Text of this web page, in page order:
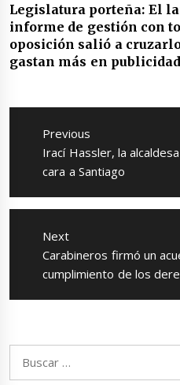
Legislatura porteña: El
informe de gestión con
oposición salió a
gastan más en
Navegación
entradas
Previous
Previous
post:
Irací Hassler, la
cara a Santiago
Next
Next
post:
Carabineros firmó un
cumplimiento de los